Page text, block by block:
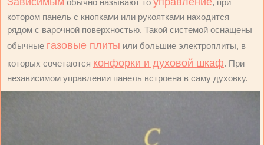
котором панель с кнопками или рукоятками находится
рядом с варочной поверхностью. Такой системой оснащены
обычные газовые плиты или большие электроплиты, в
которых сочетаются конфорки и духовой шкаф. При
независимом управлении панель встроена в саму духовку.